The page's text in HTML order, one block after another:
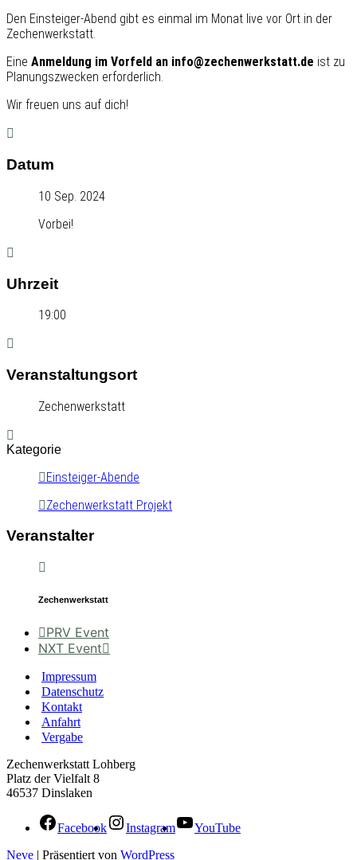
Den Einsteiger-Abend gibt es einmal im Monat live vor Ort in der
Zechenwerkstatt.
Eine Anmeldung im Vorfeld an info@zechenwerkstatt.de ist zu
Planungszwecken erforderlich.
Wir freuen uns auf dich!
Datum
10 Sep. 2024
Vorbei!
Uhrzeit
19:00
Veranstaltungsort
Zechenwerkstatt
Kategorie
Einsteiger-Abende
Zechenwerkstatt Projekt
Veranstalter
Zechenwerkstatt
PRV Event
NXT Event
Impressum
Datenschutz
Kontakt
Anfahrt
Vergabe
Zechenwerkstatt Lohberg
Platz der Vielfalt 8
46537 Dinslaken
Facebook Instagram
YouTube
Neve | Präsentiert von WordPress